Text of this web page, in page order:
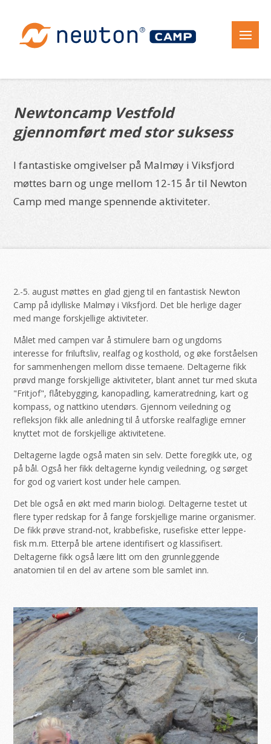
Newtoncamp Vestfold
gjennomført med stor suksess
I fantastiske omgivelser på Malmøy i Viksfjord
møttes barn og unge mellom 12-15 år til Newton
Camp med mange spennende aktiviteter.
2.-5. august møttes en glad gjeng til en fantastisk Newton
Camp på idylliske Malmøy i Viksfjord. Det ble herlige dager
med mange forskjellige aktiviteter.
Målet med campen var å stimulere barn og ungdoms
interesse for friluftsliv, realfag og kosthold, og øke forståelsen
for sammenhengen mellom disse temaene. Deltagerne fikk
prøvd mange forskjellige aktiviteter, blant annet tur med skuta
"Fritjof", flåtebygging, kanopadling, kameratredning, kart og
kompass, og nattkino utendørs. Gjennom veiledning og
refleksjon fikk alle anledning til å utforske realfaglige emner
knyttet mot de forskjellige aktivitetene.
Deltagerne lagde også maten sin selv. Dette foregikk ute, og
på bål. Også her fikk deltagerne kyndig veiledning, og sørget
for god og variert kost under hele campen.
Det ble også en økt med marin biologi. Deltagerne testet ut
flere typer redskap for å fange forskjellige marine organismer.
De fikk prøve strand-not, krabbefiske, rusefiske etter leppe-
fisk m.m. Etterpå ble artene identifisert og klassifisert.
Deltagerne fikk også lære litt om den grunnleggende
anatomien til en del av artene som ble samlet inn.